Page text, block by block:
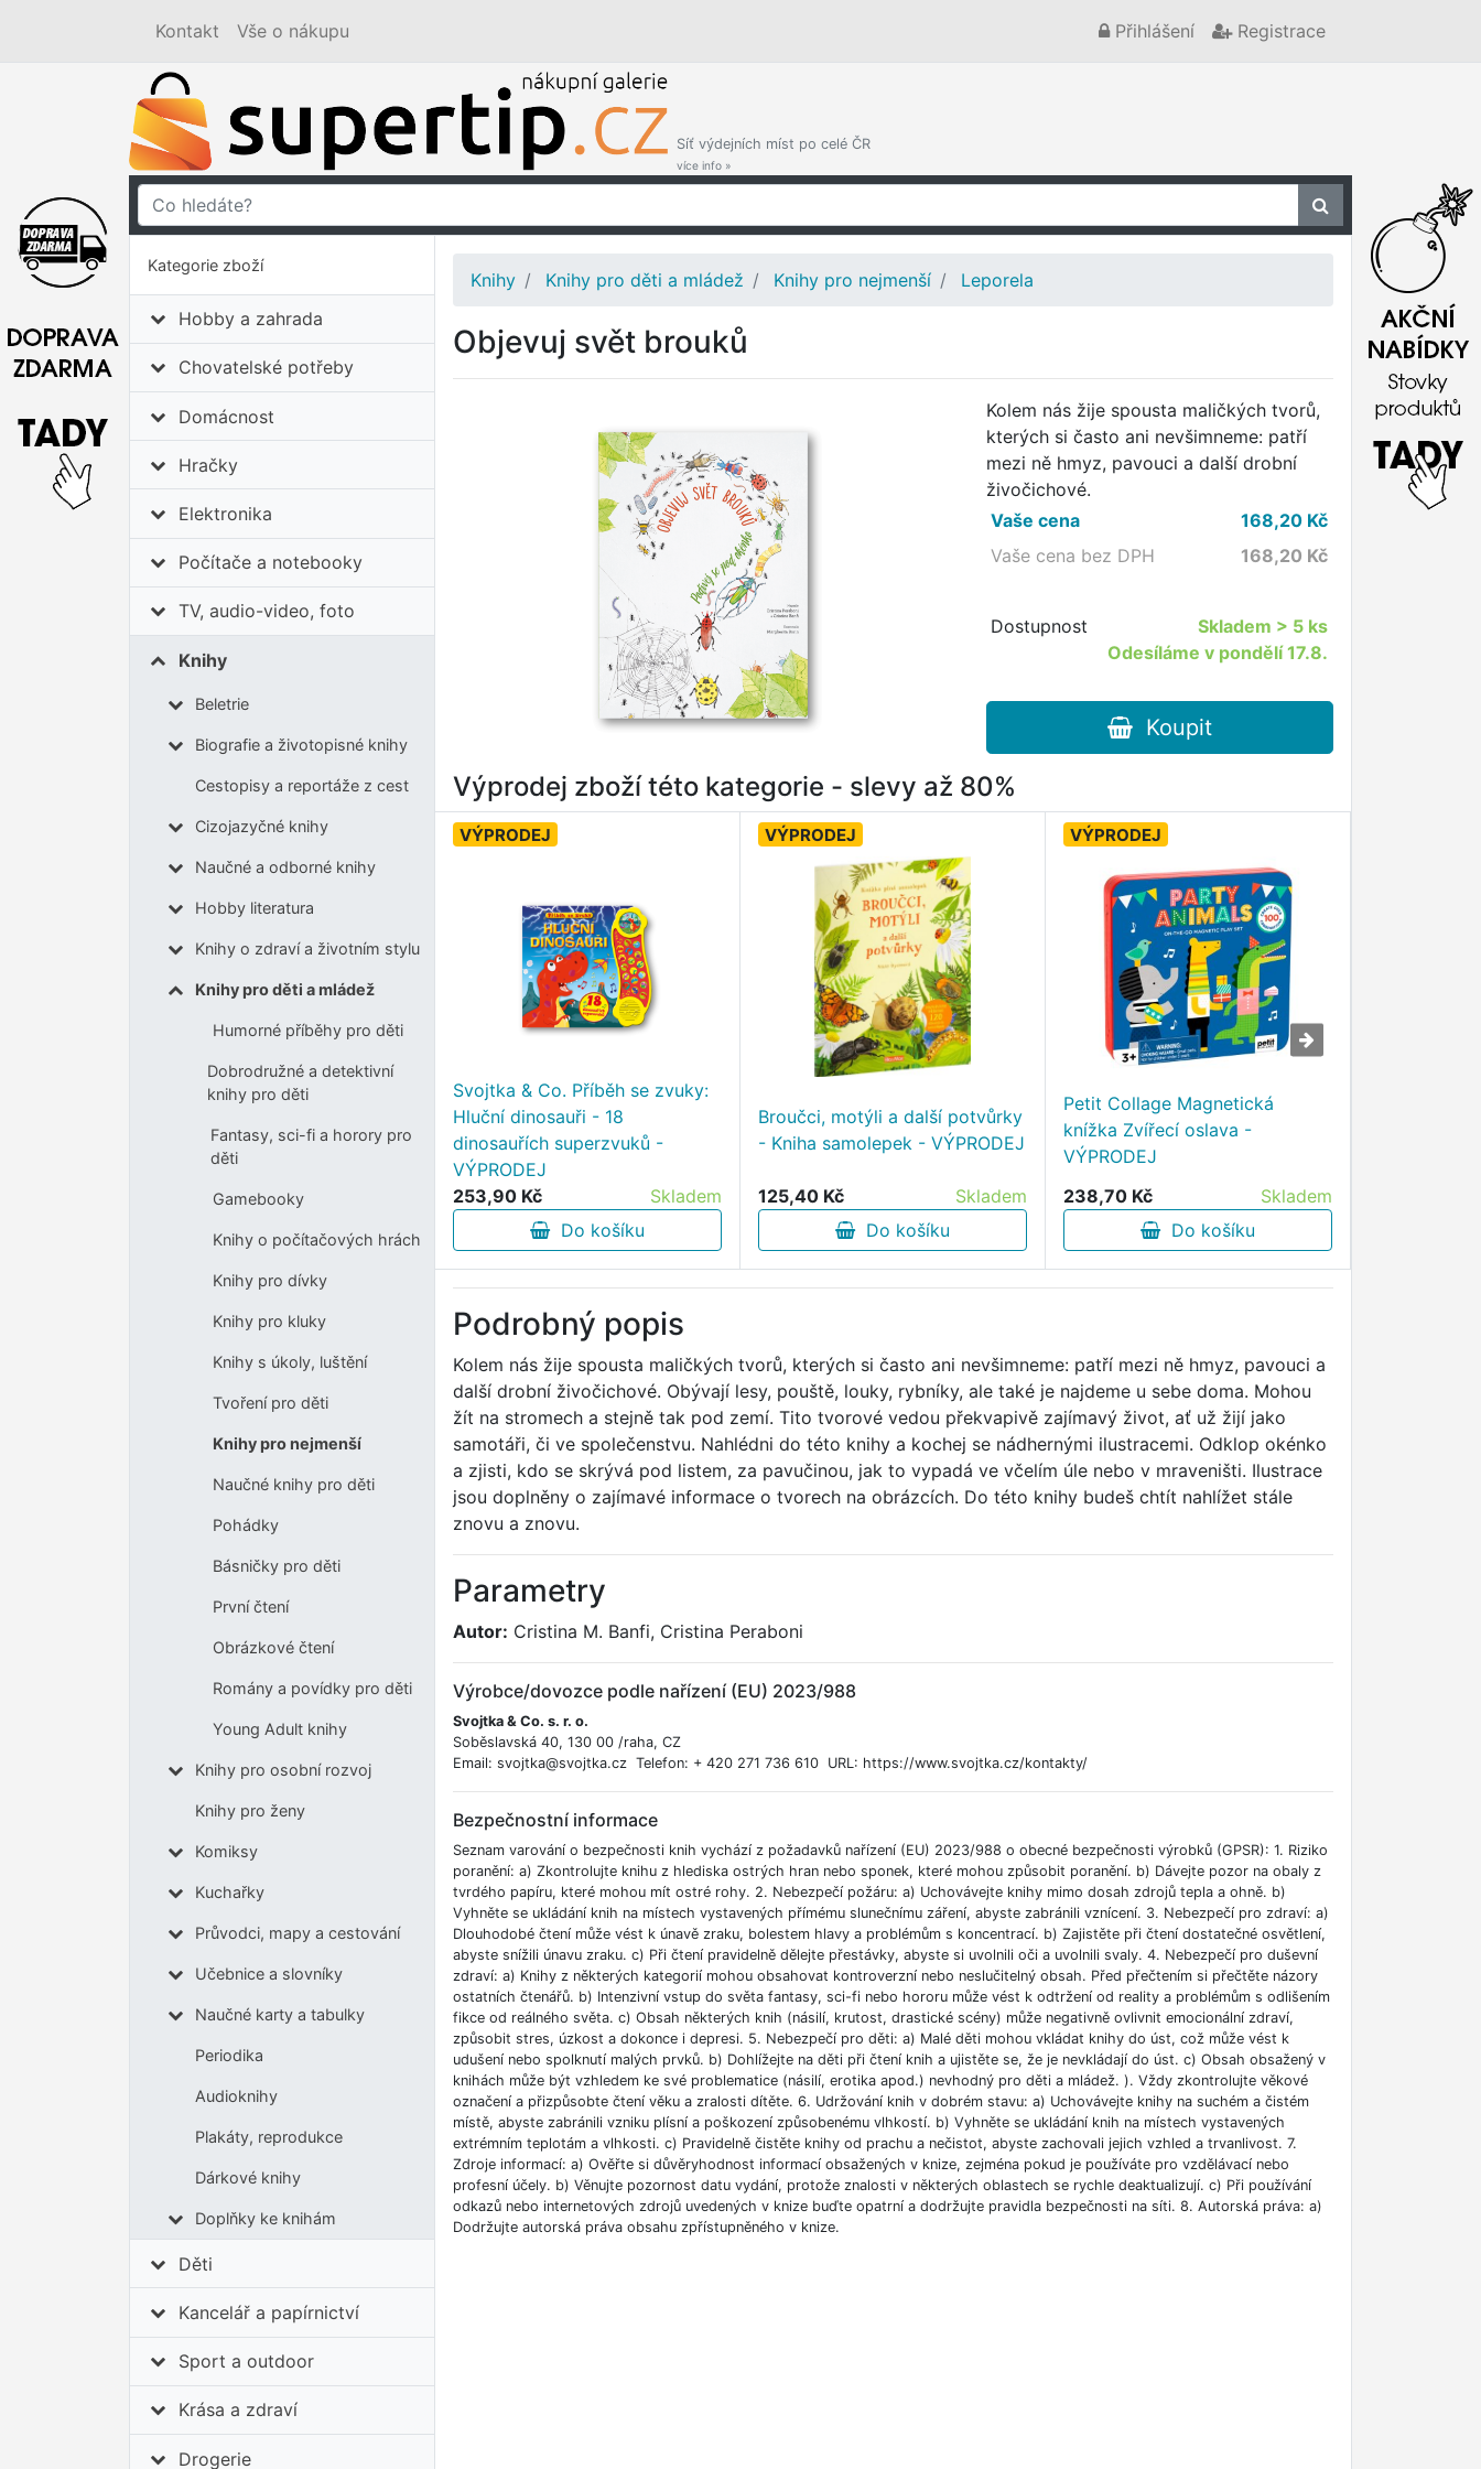
Kontakt Vše o nákupu Přihlášení Registrace
Síť výdejních míst po celé ČR
více info »
Kategorie zboží
Hobby a zahrada
Chovatelské potřeby
Domácnost
Hračky
Elektronika
Počítače a notebooky
TV, audio-video, foto
Knihy
Beletrie
Biografie a životopisné knihy
Cestopisy a reportáže z cest
Cizojazyčné knihy
Naučné a odborné knihy
Hobby literatura
Knihy o zdraví a životním stylu
Knihy pro děti a mládež
Humorné příběhy pro děti
Dobrodružné a detektivní
knihy pro děti
Fantasy, sci-fi a horory pro
děti
Gamebooky
Knihy o počítačových hrách
Knihy pro dívky
Knihy pro kluky
Knihy s úkoly, luštění
Tvoření pro děti
Knihy pro nejmenší
Naučné knihy pro děti
Pohádky
Básničky pro děti
První čtení
Obrázkové čtení
Romány a povídky pro děti
Young Adult knihy
Knihy pro osobní rozvoj
Knihy pro ženy
Komiksy
Kuchařky
Průvodci, mapy a cestování
Učebnice a slovníky
Naučné karty a tabulky
Periodika
Audioknihy
Plakáty, reprodukce
Dárkové knihy
Doplňky ke knihám
Děti
Kancelář a papírnictví
Sport a outdoor
Krása a zdraví
Drogerie
Knihy Knihy pro děti a mládež Knihy pro nejmenší Leporela
Objevuj svět brouků
Kolem nás žije spousta maličkých tvorů,
kterých si často ani nevšimneme: patří
mezi ně hmyz, pavouci a další drobní
živočichové.
Vaše cena
168,20Kč
Vaše cena bez DPH
168,20 Kč
Dostupnost Skladem > 5 ks
Odesíláme v pondělí 17.8.
Koupit
Výprodej zboží této kategorie - slevy až 80%
VÝPRODEJ
Svojtka & Co. Příběh se zvuky:
Hluční dinosauři - 18
dinosauřích superzvuků -
VÝPRODEJ
253,90 Kč
Skladem
Do košíku
VÝPRODEJ
Broučci, motýli a další potvůrky
- Kniha samolepek - VÝPRODEJ
125,40 Kč
Skladem
Do košíku
VÝPRODEJ
Petit Collage Magnetická
knížka Zvířecí oslava -
VÝPRODEJ
238,70 Kč
Skladem
Do košíku
Podrobný popis
Kolem nás žije spousta maličkých tvorů, kterých si často ani nevšimneme: patří mezi ně hmyz, pavouci a
další drobní živočichové. Obývají lesy, pouště, louky, rybníky, ale také je najdeme u sebe doma. Mohou
žít na stromech a stejně tak pod zemí. Tito tvorové vedou překvapivě zajímavý život, ať už žijí jako
samotáři, či ve společenstvu. Nahlédni do této knihy a kochej se nádhernými ilustracemi. Odklop okénko
a zjisti, kdo se skrývá pod listem, za pavučinou, jak to vypadá ve včelím úle nebo v mraveništi. Ilustrace
jsou doplněny o zajímavé informace o tvorech na obrázcích. Do této knihy budeš chtít nahlížet stále
znovu a znovu.
Parametry
Autor: Cristina M. Banfi, Cristina Peraboni
Výrobce/dovozce podle nařízení (EU) 2023/988
Svojtka & Co. s. r. o.
Soběslavská 40, 130 00 /raha, CZ
Email: svojtka@svojtka.cz Telefon: + 420 271 736 610 URL: https://www.svojtka.cz/kontakty/
Bezpečnostní informace
Seznam varování o bezpečnosti knih vychází z požadavků nařízení (EU) 2023/988 o obecné bezpečnosti výrobků (GPSR): 1. Riziko
poranění: a) Zkontrolujte knihu z hlediska ostrých hran nebo sponek, které mohou způsobit poranění. b) Dávejte pozor na obaly z
tvrdého papíru, které mohou mít ostré rohy. 2. Nebezpečí požáru: a) Uchovávejte knihy mimo dosah zdrojů tepla a ohně. b)
Vyhněte se ukládání knih na místech vystavených přímému slunečnímu záření, abyste zabránili vznícení. 3. Nebezpečí pro zdraví: a)
Dlouhodobé čtení může vést k únavě zraku, bolestem hlavy a problémům s koncentrací. b) Zajistěte při čtení dostatečné osvětlení,
abyste snížili únavu zraku. c) Při čtení pravidelně dělejte přestávky, abyste si uvolnili oči a uvolnili svaly. 4. Nebezpečí pro duševní
zdraví: a) Knihy z některých kategorií mohou obsahovat kontroverzní nebo neslučitelný obsah. Před přečtením si přečtěte názory
ostatních čtenářů. b) Intenzivní vstup do světa fantasy, sci-fi nebo hororu může vést k odtržení od reality a problémům s odlišením
fikce od reálného světa. c) Obsah některých knih (násilí, krutost, drastické scény) může negativně ovlivnit emocionální zdraví,
způsobit stres, úzkost a dokonce i depresi. 5. Nebezpečí pro děti: a) Malé děti mohou vkládat knihy do úst, což může vést k
udušení nebo spolknutí malých prvků. b) Dohlížejte na děti při čtení knih a ujistěte se, že je nevkládají do úst. c) Obsah obsažený v
knihách může být vzhledem ke své problematice (násilí, erotika apod.) nevhodný pro děti a mládež. ). Vždy zkontrolujte věkové
označení a přizpůsobte čtení věku a zralosti dítěte. 6. Udržování knih v dobrém stavu: a) Uchovávejte knihy na suchém a čistém
místě, abyste zabránili vzniku plísní a poškození způsobenému vlhkostí. b) Vyhněte se ukládání knih na místech vystavených
extrémním teplotám a vlhkosti. c) Pravidelně čistěte knihy od prachu a nečistot, abyste zachovali jejich vzhled a trvanlivost. 7.
Zdroje informací: a) Ověřte si důvěryhodnost informací obsažených v knize, zejména pokud je používáte pro vzdělávací nebo
profesní účely. b) Věnujte pozornost datu vydání, protože znalosti v některých oblastech se rychle deaktualizují. c) Při používání
odkazů nebo internetových zdrojů uvedených v knize buďte opatrní a dodržujte pravidla bezpečnosti na síti. 8. Autorská práva: a)
Dodržujte autorská práva obsahu zpřístupněného v knize.